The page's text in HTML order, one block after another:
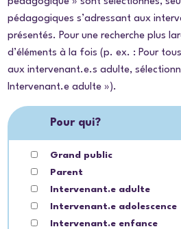
pédagogiques s’adressant aux
présentés. Pour une recherche plus
d’éléments à la fois (p. ex. : Pour
aux intervenant.e.s adulte,
Intervenant.e adulte »).
Pour qui?
Grand public
Parent
Intervenant.e adulte
Intervenant.e adolescence
Intervenant.e enfance